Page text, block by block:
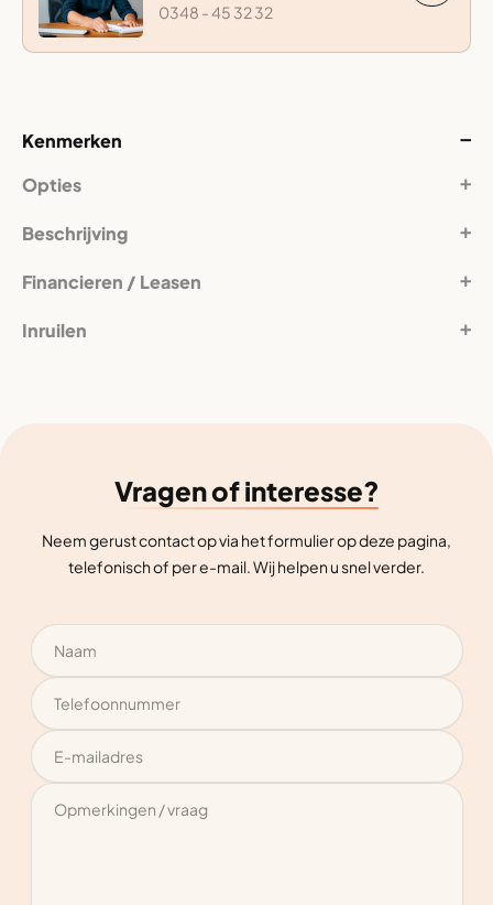
0348 - 45 32 32
Kenmerken
Opties
Beschrijving
Financieren / Leasen
Inruilen
Vragen of interesse?
Neem gerust contact op via het formulier op deze pagina,
telefonisch of per e-mail. Wij helpen u snel verder.